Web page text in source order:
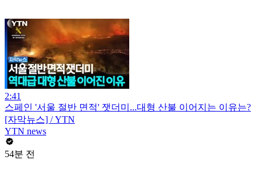
2:41
스페인 '서울 절반 면적' 잿더미...대형 산불 이어지는 이유는?
[자막뉴스] / YTN
YTN news
54분 전